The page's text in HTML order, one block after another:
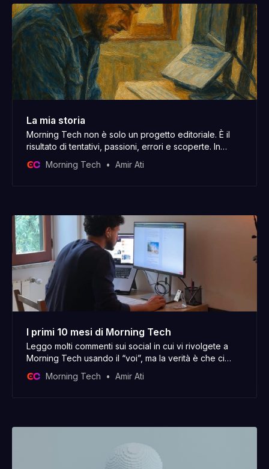
La mia storia
Morning Tech non è solo un progetto editoriale. È il
risultato di tentativi, passioni, errori e scoperte. In
righe della mia storia.
Morning Tech Amir Ati
I primi 10 mesi di Morning Tech
Leggo molti commenti sui social in cui vi rivolgete a
Morning Tech usando il “voi”, ma la verità è che ci
iniziato a scrivere questo post il 30 dicembre e oggi, il
Morning Tech Amir Ati